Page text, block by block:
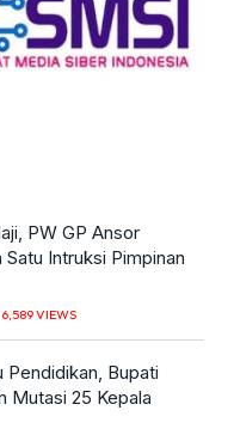
PW GP Ansor
Satu Intruksi Pimpinan
6,589VIEWS
Pendidikan, Bupati
Mutasi 25 Kepala